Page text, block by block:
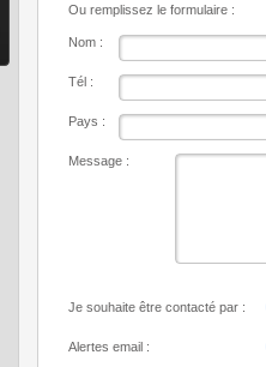
Ou remplissez le formulaire :
Nom :
Tél :
Pays :
Message :
Je souhaite être contacté par :
Alertes email :